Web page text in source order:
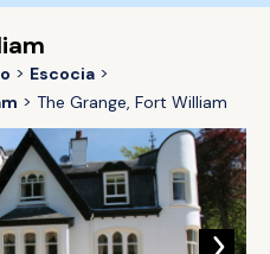
Escocia
The Grange, Fort William